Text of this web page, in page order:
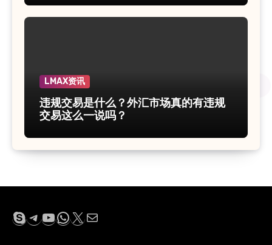
LMAX资讯
违规交易是什么？外汇市场真的有违规
交易这么一说吗？
Skype
Telegram
YouTube
WhatsApp
X 电子邮件